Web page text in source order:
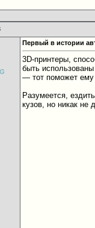
Первый в истории
3D-принтеры,
быть
— тот поможет ему
Разумеется,
кузов, но никак не